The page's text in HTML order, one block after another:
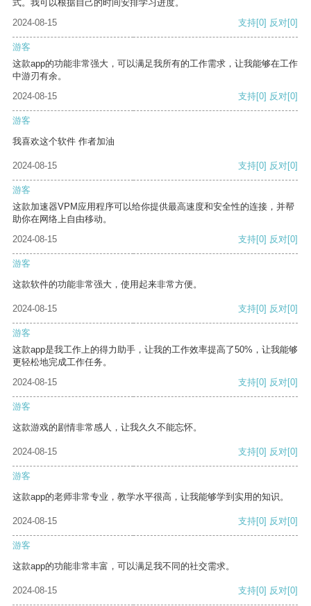
式。我可以根据自己的时间安排学习进度。
2024-08-15
支持[0] 反对[0]
游客
这款app的功能非常强大，可以满足我所有的工作需求，让我能够在工作
中游刃有余。
2024-08-15
支持[0] 反对[0]
游客
我喜欢这个软件 作者加油
2024-08-15 支持[0] 反对[0]
游客
这款加速器VPM应用程序可以给你提供最高速度和安全性的连接，并帮
助你在网络上自由移动。
2024-08-15
支持[0] 反对[0]
游客
这款软件的功能非常强大，使用起来非常方便。
2024-08-15 支持[0] 反对[0]
游客
这款app是我工作上的得力助手，让我的工作效率提高了50%，让我能够
更轻松地完成工作任务。
2024-08-15
支持[0] 反对[0]
游客
这款游戏的剧情非常感人，让我久久不能忘怀。
2024-08-15 支持[0] 反对[0]
游客
这款app的老师非常专业，教学水平很高，让我能够学到实用的知识。
2024-08-15 支持[0] 反对[0]
游客
这款app的功能非常丰富，可以满足我不同的社交需求。
2024-08-15 支持[0] 反对[0]